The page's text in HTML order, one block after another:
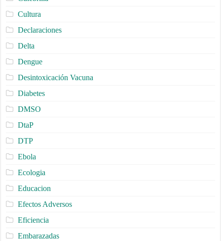
Cultura
Declaraciones
Delta
Dengue
Desintoxicación Vacuna
Diabetes
DMSO
DtaP
DTP
Ebola
Ecologia
Educacion
Efectos Adversos
Eficiencia
Embarazadas